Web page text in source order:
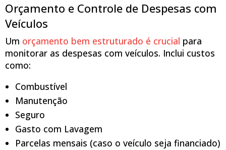
Orçamento e Controle de Despesas com
Veículos
Um orçamento bem estruturado é crucial para
monitorar as despesas com veículos. Inclui custos
como:
Combustível
Manutenção
Seguro
Gasto com Lavagem
Parcelas mensais (caso o veículo seja financiado)